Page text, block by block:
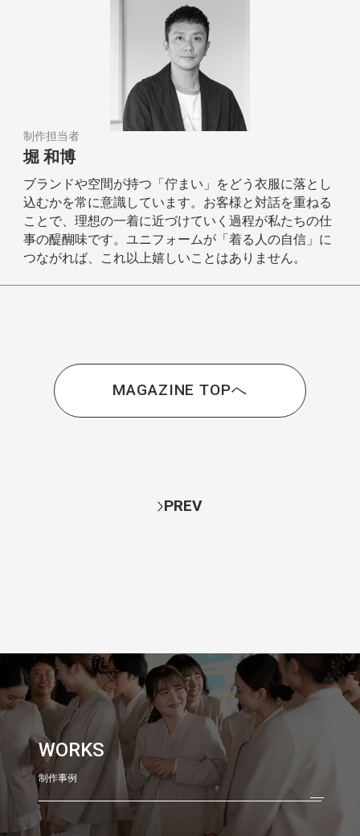
制作担当者
堀 和博
ブランドや空間が持つ「佇まい」をどう衣服に落とし
込むかを常に意識しています。お客様と対話を重ねる
ことで、理想の一着に近づけていく過程が私たちの仕
事の醍醐味です。ユニフォームが「着る人の自信」に
つながれば、これ以上嬉しいことはありません。
MAGAZINE TOPへ
PREV
WORKS
制作事例